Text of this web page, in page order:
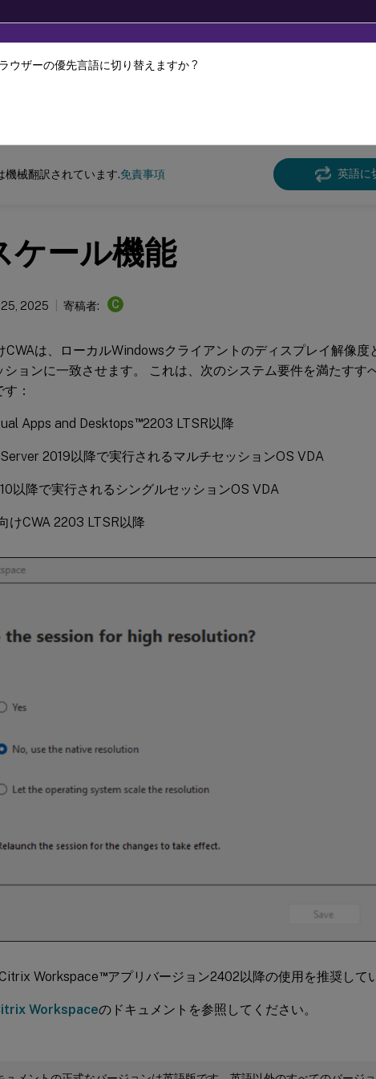
動的に機械翻訳されています。
Apps and Desktops
機械翻訳されています.免責事項 英語に
ケール機能
25, 2025 寄稿者: C
CWAは、ローカルWindowsクライアントのディスプレイ解像度
ションに一致させます。 これは、次のシステム要件を満たすす
：
Apps and Desktops™2203 LTSR以降
2019以降で実行されるマルチセッションOS VDA
以降で実行されるシングルセッションOS VDA
けCWA 2203 LTSR以降
Workspace™アプリバージョン2402以降の使用を推奨して
Workspaceのドキュメントを参照してください。
ウザーの優先言語に切り替えますか ?